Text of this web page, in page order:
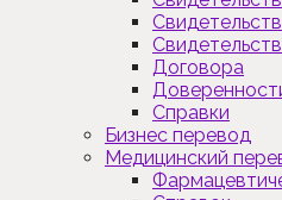
Договора
Справки
Бизнес перевод
Медицинский